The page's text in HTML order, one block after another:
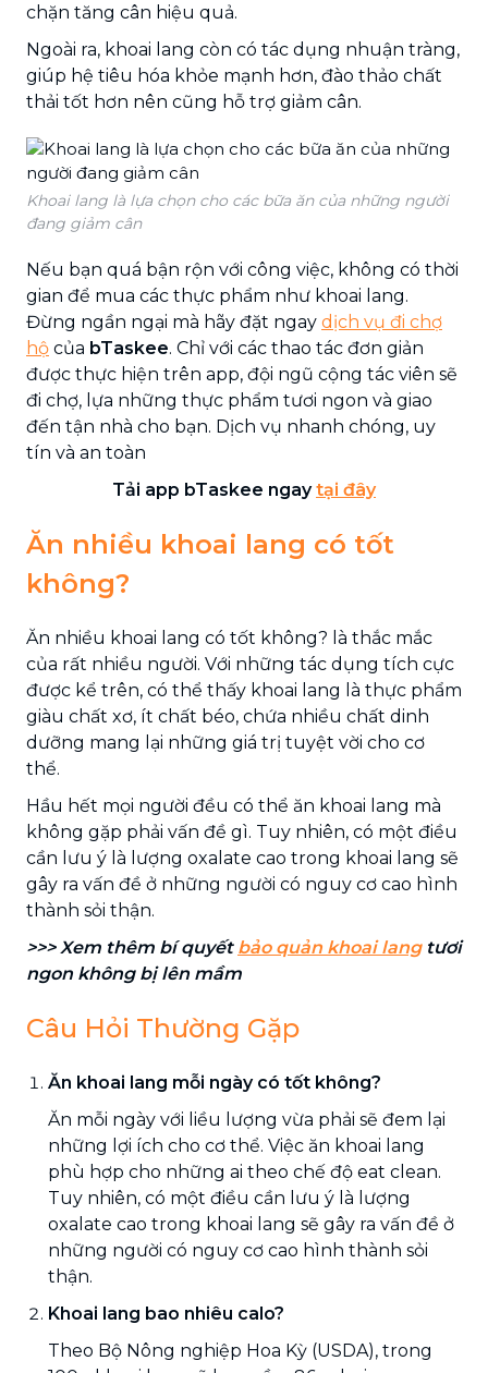
chặn tăng cân hiệu quả.
Ngoài ra, khoai lang còn có tác dụng nhuận tràng,
giúp hệ tiêu hóa khỏe mạnh hơn, đào thảo chất
thải tốt hơn nên cũng hỗ trợ giảm cân.
Khoai lang là lựa chọn cho các bữa ăn của những người
đang giảm cân
Nếu bạn quá bận rộn với công việc, không có thời
gian để mua các thực phẩm như khoai lang.
Đừng ngần ngại mà hãy đặt ngay dịch vụ đi chợ
hộ của bTaskee. Chỉ với các thao tác đơn giản
được thực hiện trên app, đội ngũ cộng tác viên sẽ
đi chợ, lựa những thực phẩm tươi ngon và giao
đến tận nhà cho bạn. Dịch vụ nhanh chóng, uy
tín và an toàn
Tải app bTaskee ngaytại đây
Ăn nhiều khoai lang có tốt
không?
Ăn nhiều khoai lang có tốt không? là thắc mắc
của rất nhiều người. Với những tác dụng tích cực
được kể trên, có thể thấy khoai lang là thực phẩm
giàu chất xơ, ít chất béo, chứa nhiều chất dinh
dưỡng mang lại những giá trị tuyệt vời cho cơ
thể.
Hầu hết mọi người đều có thể ăn khoai lang mà
không gặp phải vấn đề gì. Tuy nhiên, có một điều
cần lưu ý là lượng oxalate cao trong khoai lang sẽ
gây ra vấn đề ở những người có nguy cơ cao hình
thành sỏi thận.
>>> Xem thêm bí quyết bảo quản khoai langtươi
ngon không bị lên mầm
Câu Hỏi Thường Gặp
Ăn khoai lang mỗi ngày có tốt không?
Ăn mỗi ngày với liều lượng vừa phải sẽ đem lại
những lợi ích cho cơ thể. Việc ăn khoai lang
phù hợp cho những ai theo chế độ eat clean.
Tuy nhiên, có một điều cần lưu ý là lượng
oxalate cao trong khoai lang sẽ gây ra vấn đề ở
những người có nguy cơ cao hình thành sỏi
thận.
Khoai lang bao nhiêu calo?
Theo Bộ Nông nghiệp Hoa Kỳ (USDA), trong